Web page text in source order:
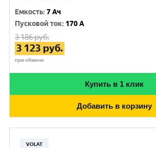
Емкость:7 Ач
Пусковой ток: 170 A
3 186руб.
3 123 руб.
при обмене
Купить в 1 клик
Добавить в корзину
VOLAT